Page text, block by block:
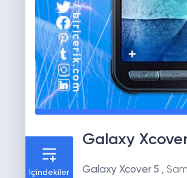
İçindekiler
Galaxy
Galaxy Xcover 5 ,